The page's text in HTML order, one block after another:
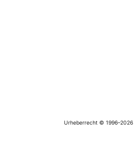
Urheberrecht ©